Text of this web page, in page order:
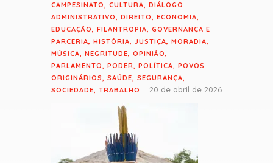
CAMPESINATO, CULTURA, DIÁLOGO
ADMINISTRATIVO, DIREITO, ECONOMIA,
EDUCAÇÃO, FILANTROPIA, GOVERNANÇA E
PARCERIA, HISTÓRIA, JUSTIÇA, MORADIA,
MÚSICA, NEGRITUDE, OPINIÃO,
PARLAMENTO, PODER, POLÍTICA, POVOS
ORIGINÁRIOS, SAÚDE, SEGURANÇA,
SOCIEDADE, TRABALHO 20 de abril de 2026